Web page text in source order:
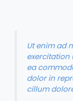
Ut enim ad
exercitation
ea
dolor in
cillum